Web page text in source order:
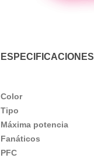
ESPECIFICACIONES
Color
Tipo
Máxima potencia
Fanáticos
PFC